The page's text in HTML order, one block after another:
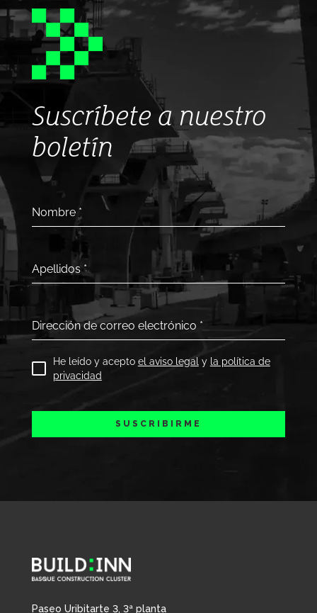
Suscríbete a nuestro
boletín
Nombre *
Apellidos *
Dirección de correo electrónico *
He leído y acepto el aviso legal y la política de
privacidad
SUSCRIBIRME
Paseo Uribitarte 3, 3ª planta